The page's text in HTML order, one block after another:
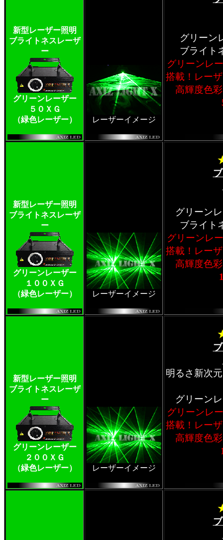
新型レーザー照明
ブライトネスレーザ
ー
グリーンレーザー
５０ＸＧ
（緑色レーザー）
レーザーイメージ
グリーン
ブライト
グリーンレ
搭載！レー
高輝度色
新型レーザー照明
ブライトネスレーザ
ー
グリーンレーザー
１００ＸＧ
（緑色レーザー）
レーザーイメージ
グリーン
ブライト
グリーンレ
搭載！レー
高輝度色
新型レーザー照明
ブライトネスレーザ
ー
グリーンレーザー
２００ＸＧ
（緑色レーザー）
レーザーイメージ
明るさ新次
グリーン
グリーンレ
搭載！レー
高輝度色